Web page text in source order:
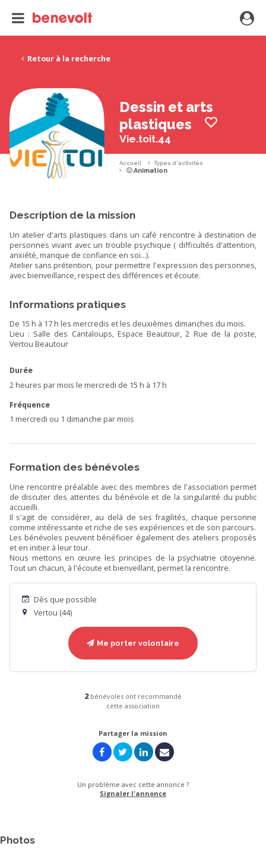
Retour à la recherche
Dessin et arts
plastiques
Vie.toit.44
Accueil Types d'activités
Animation
Description de la mission
Un atelier d'arts plastiques dans un café rencontre à destination de
personnes vivant avec un trouble psychique ( difficultés d'attention,
anxiété, manque de confiance en soi...).
Atelier sans prétention, pour permettre l'expression des personnes,
avec bienveillance, respect des différences et écoute.
Informations pratiques
De 15 h à 17 h les mercredis et les deuxièmes dimanches du mois.
Lieu : Salle des Cantaloups, Espace Beautour, 2 Rue de la poste,
Vertou Beautour
Durée
2 heures par mois le mercredi de 15 h à 17 h
Fréquence
1 mercredi ou 1 dimanche par mois
Formation des bénévoles
Une rencontre préalable avec des membres de l'association permet
de discuter des attentes du bénévole et de la singularité du public
accueilli.
Il s'agit de considérer, au delà de ses fragilités, chaque personne
comme intéressante et riche de ses expériences et de son parcours.
Les bénévoles peuvent bénéficier également des ateliers proposés
et en initier à leur tour.
Nous mettons en œuvre les principes de la psychiatrie citoyenne.
Tout un chacun, à l'écoute et bienveillant, permet la rencontre.
Dès que possible
Vertou (44)
Me porter volontaire
2bénévoles ont recommandé
cette association
Partager la mission
Un problème avec cette annonce ?
Signaler l'annonce
Photos